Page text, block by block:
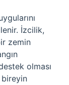
İzcilik,
zemin
olması
bireyin